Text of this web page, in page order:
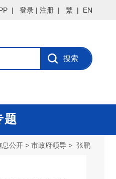
| 登录 | 注册 | 繁 | EN
题
息公开 > 市政府领导 > 张鹏